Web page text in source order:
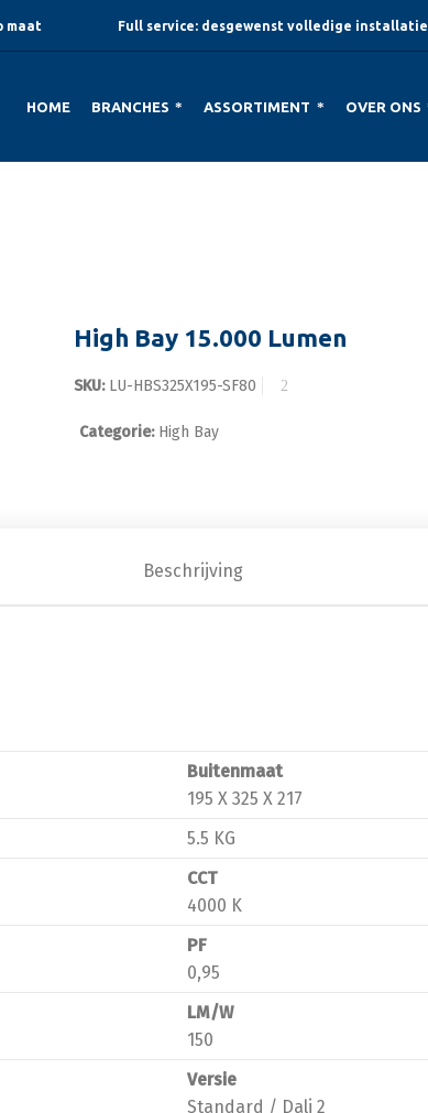
maat Full service: desgewenst volledige installatie
HOME BRANCHES ASSORTIMENT OVER ONS
High Bay 15.000 Lumen
SKU: LU-HBS325X195-SF80
Categorie: High Bay
Beschrijving
Buitenmaat
195 X 325 X 217
5.5 KG
CCT
4000 K
PF
0,95
LM/W
150
Versie
Standard / Dali 2